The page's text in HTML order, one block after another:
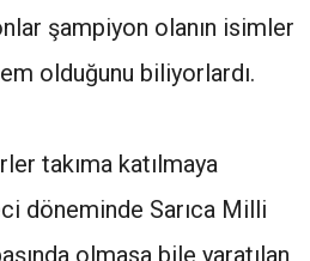
şampiyon olanın isimler
olduğunu biliyorlardı.
takıma katılmaya
döneminde Sarıca Milli
olmasa bile yaratılan